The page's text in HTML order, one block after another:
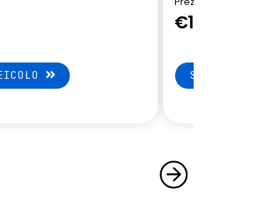
€14.490
SCHEDA